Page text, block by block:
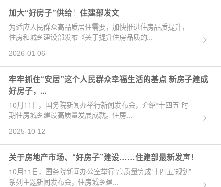
加大“好房子”供给！住建部发文
为适应人民群众高品质居住需要，加快推进住房品质提升，
住房和城乡建设部发布《关于提升住房品质的...
2026-01-06
牢牢抓住“安居”这个人民群众幸福生活的基点 新房子建成
好房子，...
10月11日，国务院新闻办举行新闻发布会，介绍“十四五”时
期住房城乡建设高质量发展成就。住房...
2025-10-12
关于房地产市场、“好房子”建设……住建部最新发声！
10月11日，国务院新闻办公室举行“高质量完成‘十四五’规划”
系列主题新闻发布会，住房城乡建...